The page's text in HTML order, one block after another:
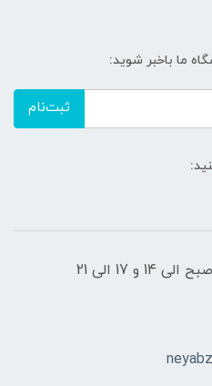
ما باخبر شوید:
ثبت‌نام
شنبه تا پنج شنبه از ساعت 9 صبح الی 14 و 17 الی 21